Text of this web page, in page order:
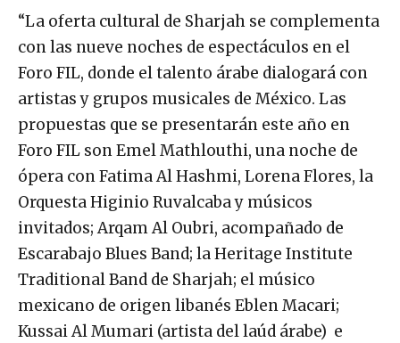
“La oferta cultural de Sharjah se complementa
con las nueve noches de espectáculos en el
Foro FIL, donde el talento árabe dialogará con
artistas y grupos musicales de México. Las
propuestas que se presentarán este año en
Foro FIL son Emel Mathlouthi, una noche de
ópera con Fatima Al Hashmi, Lorena Flores, la
Orquesta Higinio Ruvalcaba y músicos
invitados; Arqam Al Oubri, acompañado de
Escarabajo Blues Band; la Heritage Institute
Traditional Band de Sharjah; el músico
mexicano de origen libanés Eblen Macari;
Kussai Al Mumari (artista del laúd árabe) e